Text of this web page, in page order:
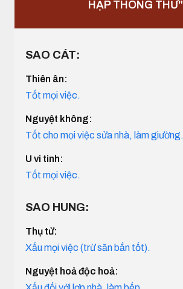
HẠP THÔNG THƯ"
SAO CÁT:
Thiên ân:
Tốt mọi việc.
Nguyệt không:
Tốt cho mọi việc sửa nhà, làm giường.
U vi tinh:
Tốt mọi việc.
SAO HUNG:
Thụ tử:
Xấu mọi việc (trừ săn bắn tốt).
Nguyệt hoả độc hoả: